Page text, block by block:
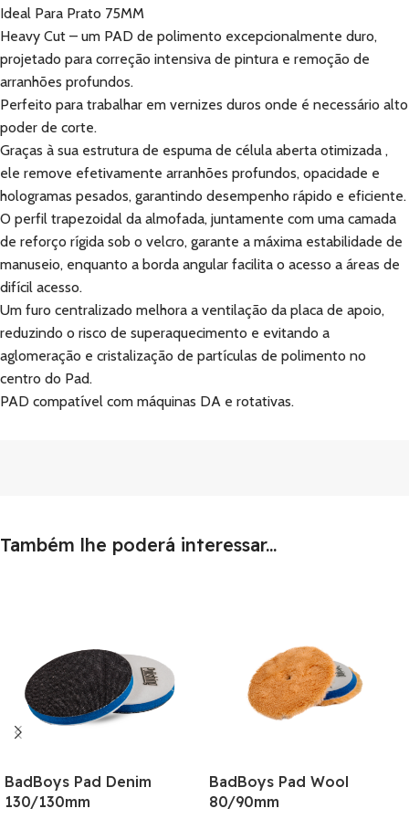
Ideal Para Prato 75MM
Heavy Cut – um PAD de polimento excepcionalmente duro,
projetado para correção intensiva de pintura e remoção de
arranhões profundos.
Perfeito para trabalhar em vernizes duros onde é necessário alto
poder de corte.
Graças à sua estrutura de espuma de célula aberta otimizada ,
ele remove efetivamente arranhões profundos, opacidade e
hologramas pesados, garantindo desempenho rápido e eficiente.
O perfil trapezoidal da almofada, juntamente com uma camada
de reforço rígida sob o velcro, garante a máxima estabilidade de
manuseio, enquanto a borda angular facilita o acesso a áreas de
difícil acesso.
Um furo centralizado melhora a ventilação da placa de apoio,
reduzindo o risco de superaquecimento e evitando a
aglomeração e cristalização de partículas de polimento no
centro do Pad.
PAD compatível com máquinas DA e rotativas.
Também lhe poderá interessar...
BadBoys Pad Denim
130/130mm
BadBoys Pad Wool
80/90mm